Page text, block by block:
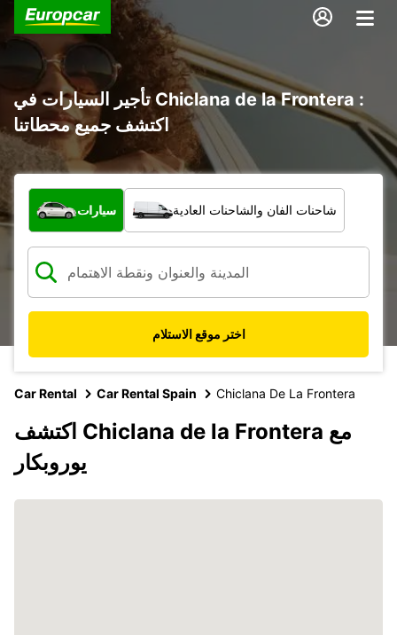
تأجير السيارات في Chiclana de la Frontera :
اكتشف جميع محطاتنا
ما نوع المركبة؟
سيارات شاحنات الفان والشاحنات العادية
اختر موقع الاستلام
Car Rental Car Rental Spain Chiclana De La Frontera
اكتشف Chiclana de la Frontera مع
يوروبكار